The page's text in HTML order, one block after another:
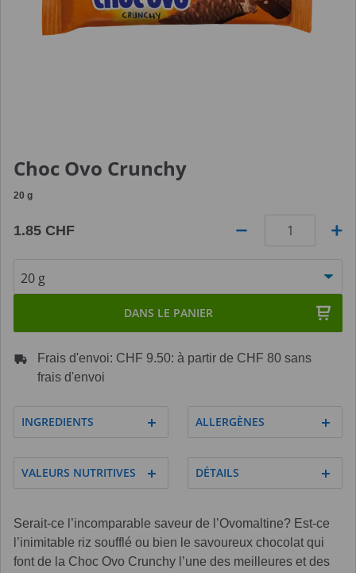
Choc Ovo Crunchy
20 g
1.85 CHF
DANS LE PANIER
Frais d'envoi: CHF 9.50: à partir de CHF 80 sans
frais d'envoi
INGREDIENTS ALLERGÈNES
VALEURS NUTRITIVES DÉTAILS
Serait-ce l’incomparable saveur de l’Ovomaltine? Est-ce
l’inimitable riz soufflé ou bien le savoureux chocolat qui
font de la Choc Ovo Crunchy l’une des meilleures et des